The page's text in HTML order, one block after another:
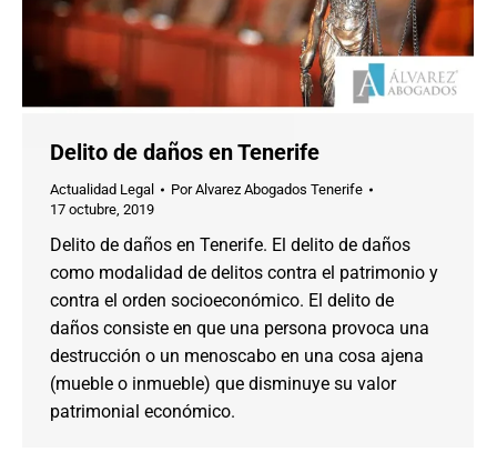
Delito de daños en Tenerife
Actualidad Legal PorAlvarez Abogados Tenerife
17 octubre, 2019
Delito de daños en Tenerife. El delito de daños
como modalidad de delitos contra el patrimonio y
contra el orden socioeconómico. El delito de
daños consiste en que una persona provoca una
destrucción o un menoscabo en una cosa ajena
(mueble o inmueble) que disminuye su valor
patrimonial económico.